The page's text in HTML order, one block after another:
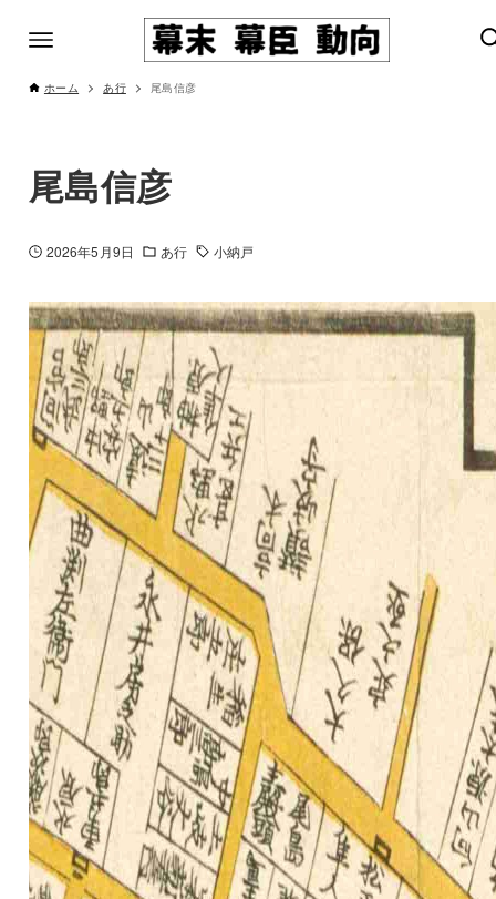
ホーム あ行 尾島信彦
尾島信彦
2026年5月9日 あ行 小納戸